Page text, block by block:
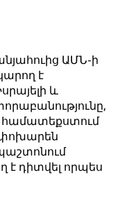
ԱՄՆ-ի
է
և
համատեքստում
փոխարեն
է դիտվել որպես